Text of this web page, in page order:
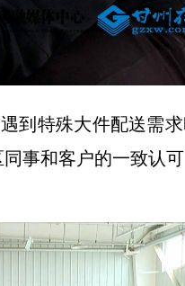
到特殊大件配送需
事和客户的一致认